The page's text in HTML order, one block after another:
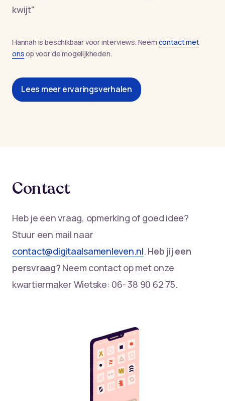
kwijt"
Hannah is beschikbaar voor interviews. Neem contact met
onsop voor de mogelijkheden.
Lees meer ervaringsverhalen
Contact
Heb je een vraag, opmerking of goed idee?
Stuur een mail naar
contact@digitaalsamenleven.nl. Heb jij een
persvraag? Neem contact op met onze
kwartiermaker Wietske: 06- 38 90 62 75.